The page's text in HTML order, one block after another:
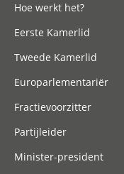
Hoe werkt het?
Eerste Kamerlid
Tweede Kamerlid
Europarlementariër
Fractievoorzitter
Partijleider
Minister-president